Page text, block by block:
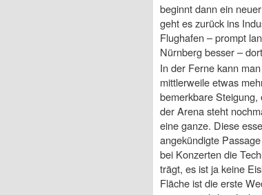
beginnt dann ein
geht es zurück ins
Flughafen – prompt
Nürnberg besser –
In der Ferne kann
mittlerweile etwas
bemerkbare
der Arena steht
eine ganze. Diese
angekündigte
bei Konzerten die
trägt, es ist ja keine
Fläche ist die erste